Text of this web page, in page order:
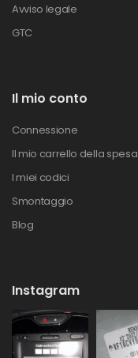
Avviso legale
GTC
Il mio conto
Connessione
Il mio carrello della spesa
I miei codici
Smontaggio
Blog
Instagram